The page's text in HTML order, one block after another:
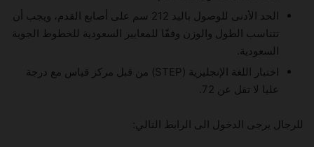
الحد الأدنى للوصول باليد 212 سم على أصابع القدم، ويجب أن
تتناسب الطول والوزن وفقًا للمعايير السعودية للخطوط الجوية
السعودية.
اختبار اللغة الإنجليزية (STEP) من قبل مركز قياس مع درجة
عليا لا تقل عن 72.
للرجال يرجى الدخول الى الرابط التالي: